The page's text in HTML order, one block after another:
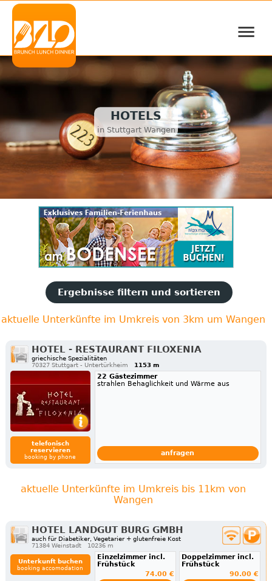
≡
HOTELS
in Stuttgart Wangen
Ergebnisse filtern und sortieren
aktuelle Unterkünfte im Umkreis von 3km um Wangen
HOTEL - RESTAURANT FILOXENIA
griechische Spezialitäten
70327 Stuttgart - Untertürkheim
1153 m
telefonisch
reservieren
booking by phone
22 Gästezimmer
strahlen Behaglichkeit und Wärme aus
anfragen
aktuelle Unterkünfte im Umkreis bis 11km von
Wangen
HOTEL LANDGUT BURG GMBH
auch für Diabetiker, Vegetarier + glutenfreie Kost
71384 Weinstadt
10236 m
Unterkunft buchen
booking accomodation
Einzelzimmer incl.
Frühstück
74.00 €
Doppelzimmer incl.
Frühstück
90.00 €